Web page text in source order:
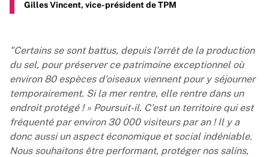
Gilles Vincent, vice-président de TPM
"Certains se sont battus, depuis l’arrêt de la production
du sel, pour préserver ce patrimoine exceptionnel où
environ 80 espèces d'oiseaux viennent pour y séjourner
temporairement. Si la mer rentre, elle rentre dans un
endroit protégé ! » Poursuit-il. C’est un territoire qui est
fréquenté par environ 30 000 visiteurs par an ! Il y a
donc aussi un aspect économique et social indéniable.
Nous souhaitons être performant, protéger nos salins,